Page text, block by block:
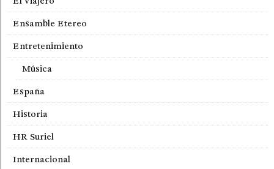
Ensamble Etereo
Entretenimiento
Música
España
Historia
HR Suriel
Internacional